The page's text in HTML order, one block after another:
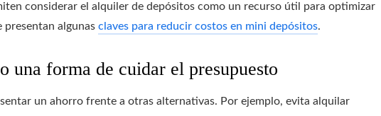
considerar el alquiler de depósitos como un recurso útil para optimizar
presentan algunas claves para reducir costos en mini depósitos.
una forma de cuidar el presupuesto
un ahorro frente a otras alternativas. Por ejemplo, evita alquilar